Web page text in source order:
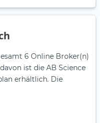
6 Online Broker(n)
ist die AB Science
erhältlich. Die